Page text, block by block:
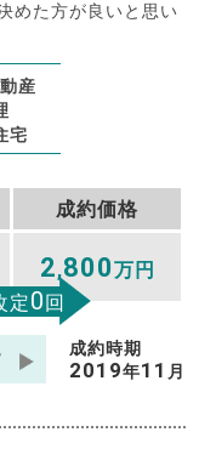
めた方が良いと思い
産
宅
成約価格
2,800万円
定0回
成約時期
2019年11 月